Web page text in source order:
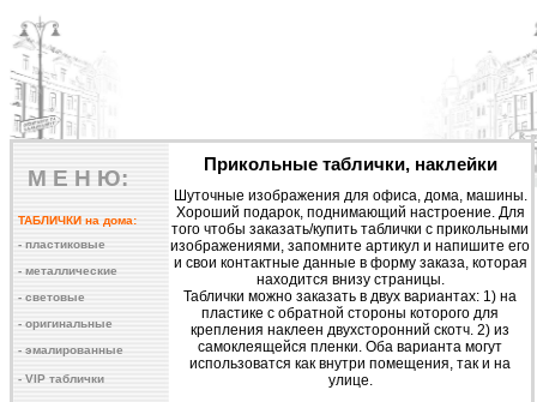
Главная
М Е Н Ю:
ТАБЛИЧКИ на дома:
- пластиковые
- металлические
- световые
- оригинальные
- эмалированные
- VIP таблички
Прикольные таблички, наклейки
Шуточные изображения для офиса, дома, машины.
Хороший подарок, поднимающий настроение. Для
того чтобы заказать/купить таблички с прикольными
изображениями, запомните артикул и напишите его
и свои контактные данные в форму заказа, которая
находится внизу страницы.
Таблички можно заказать в двух вариантах: 1) на
пластике с обратной стороны которого для
крепления наклеен двухсторонний скотч. 2) из
самоклеящейся пленки. Оба варианта могут
использоватся как внутри помещения, так и на
улице.